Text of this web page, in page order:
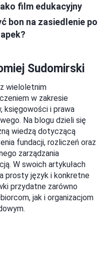
film edukacyjny
bon na zasiedlenie po
Sudomirski
wieloletnim
w zakresie
księgowości i prawa
Na blogu dzieli się
wiedzą dotyczącą
fundacji, rozliczeń oraz
zarządzania
W swoich artykułach
prosty język i konkretne
przydatne zarówno
jak i organizacjom